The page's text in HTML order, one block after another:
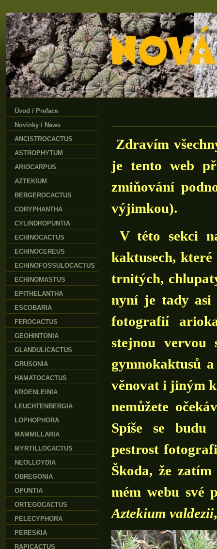
Zdravím
je tento web
zmiňování
výjimkou).
V této sekci
kaktusech,
trnitých,
nyní je tady asi
fotografií
stejnou vervou
gymnokaktusů
věnovat i jiným
nemůžete
Spíše se
pestrost
Škoda, že
mém webu své
Aztekium valdezii
Úvod / Preface
Novinky / News
ANCISTROCACTUS
ASTROPHYTUM
ARIOCARPUS
AZTEKIUM
BERGEROCACTUS
CORYPHANTHA
CYLINDROPUNTIA
ECHINOCACTUS
ECHINOCEREUS
ECHINOFOSSULOCACTUS
ECHINOMASTUS
EPITHELANTHA
ESCOBARIA
FEROCACTUS
GEOHINTONIA
GLANDULICACTUS
GRUSONIA
HAMATOCACTUS
KROENLEINIA
LEUCHTENBERGIA
LOPHOPHORA
MAMMILLARIA
MYRTILLOCACTUS
NEOLLOYDIA
OBREGONIA
OPUNTIA
ORTEGOCACTUS
PELECYPHORA
PERESKIA
RAPICACTUS